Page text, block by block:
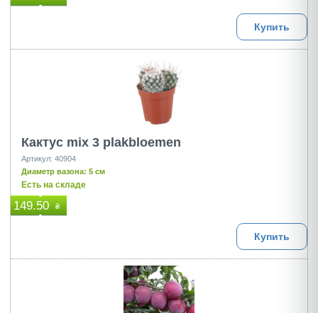
Купить
Кактус mix 3 plakbloemen
Артикул: 40904
Диаметр вазона: 5 см
Есть на складе
149.50 ₴
Купить